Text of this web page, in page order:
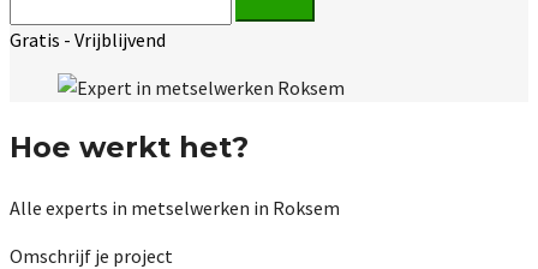
Gratis - Vrijblijvend
Hoe werkt het?
Alle experts in metselwerken in Roksem
Omschrijf je project